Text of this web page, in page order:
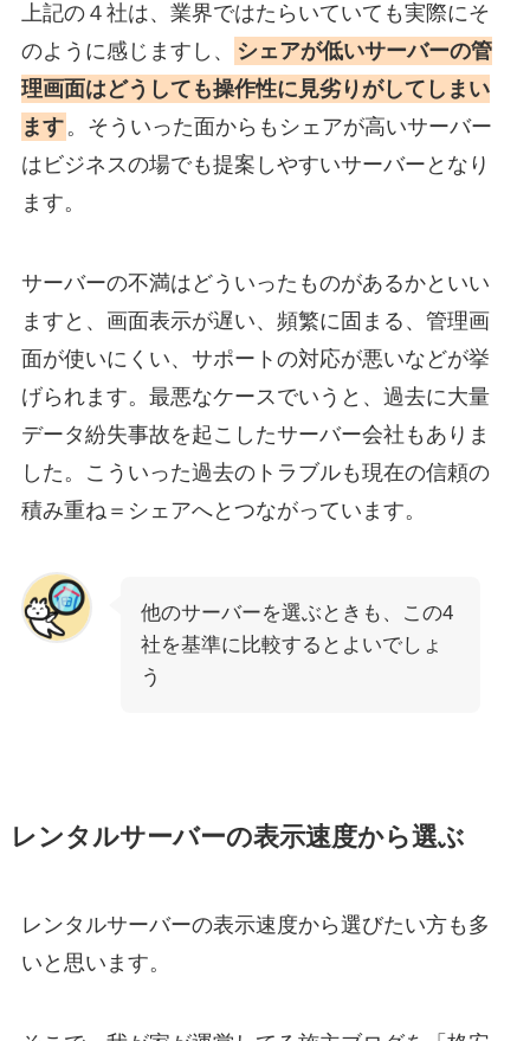
上記の４社は、業界ではたらいていても実際にそ
のように感じますし、
シェアが低いサーバーの管
理画面はどうしても操作性に見劣りがしてしまい
ます。そういった面からもシェアが高いサーバー
はビジネスの場でも提案しやすいサーバーとなり
ます。
サーバーの不満はどういったものがあるかといい
ますと、画面表示が遅い、頻繁に固まる、管理画
面が使いにくい、サポートの対応が悪いなどが挙
げられます。最悪なケースでいうと、過去に大量
データ紛失事故を起こしたサーバー会社もありま
した。こういった過去のトラブルも現在の信頼の
積み重ね＝シェアへとつながっています。
他のサーバーを選ぶときも、この4
社を基準に比較するとよいでしょ
う
レンタルサーバーの表示速度から選ぶ
レンタルサーバーの表示速度から選びたい方も多
いと思います。